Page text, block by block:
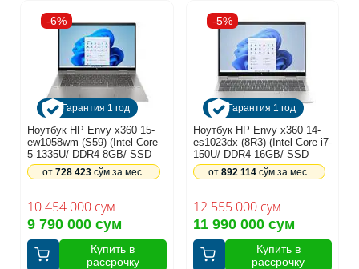
-6%
Гарантия 1 год
Ноутбук HP Envy x360 15-
ew1058wm (S59) (Intel Core
5-1335U/ DDR4 8GB/ SSD
512GB/ 15,6″ FHD Touch/
Intel HD Graphics/ Backlit/
9 790 000 сум
10 454 000 сум
от728 423 сўм за мес.
Купить в
рассрочку
-5%
Гарантия 1 год
Ноутбук HP Envy x360 14-
es1023dx (8R3) (Intel Core i7-
150U/ DDR4 16GB/ SSD
512GB/ 14″ Touch/ Intel HD
Graphics/ Backlit/Win11/ Ru)
11 990 000 сум
12 555 000 сум
от892 114 сўм за мес.
Купить в
рассрочку